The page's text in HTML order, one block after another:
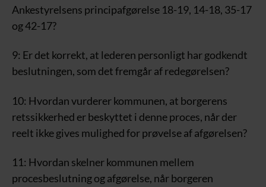
Ankestyrelsens principafgørelse 18-19, 14-18, 35-17
og 42-17?
9: Er det korrekt, at lederen personligt har godkendt
beslutningen, som det fremgår af redegørelsen?
10: Hvordan vurderer kommunen, at borgerens
retssikkerhed er beskyttet i denne proces, når der
reelt ikke gives mulighed for prøvelse af afgørelsen?
11: Hvordan skelner kommunen mellem
procesbeslutning og afgørelse, når borgeren